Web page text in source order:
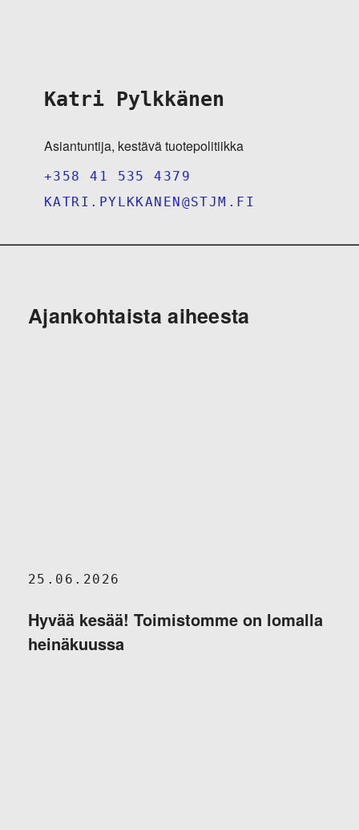
Katri Pylkkänen
Asiantuntija, kestävä tuotepolitiikka
+358 41 535 4379
KATRI.PYLKKANEN@STJM.FI
Ajankohtaista aiheesta
25.06.2026
Hyvää kesää! Toimistomme on lomalla
heinäkuussa